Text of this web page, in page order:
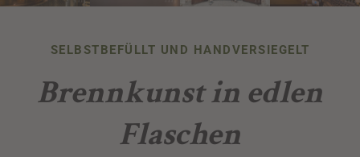
SELBSTBEFÜLLT UND HANDVERSIEGELT
Brennkunst in edlen
Flaschen